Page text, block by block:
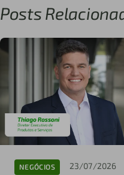
Posts
NEGÓCIOS 23/07/2026